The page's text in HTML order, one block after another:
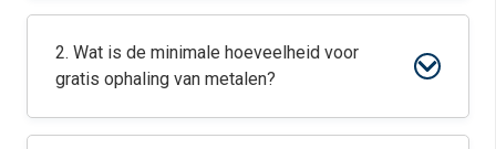
2. Wat is de minimale hoeveelheid voor
gratis ophaling van metalen?